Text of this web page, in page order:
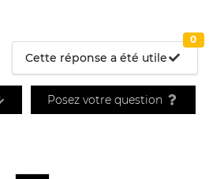
Cette réponse a été utile
0
Posez votre question